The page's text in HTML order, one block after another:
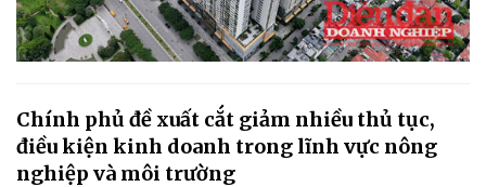
Chính phủ đề xuất cắt giảm nhiều thủ tục,
điều kiện kinh doanh trong lĩnh vực nông
nghiệp và môi trường